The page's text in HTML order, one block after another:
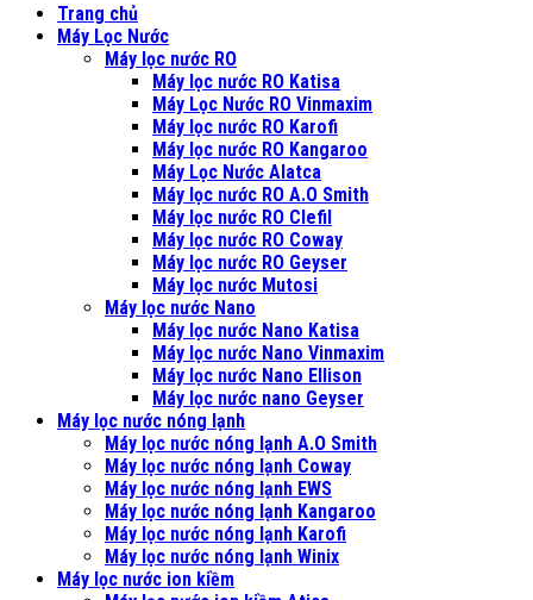
Trang chủ
Máy Lọc Nước
Máy lọc nước RO
Máy lọc nước RO Katisa
Máy Lọc Nước RO Vinmaxim
Máy lọc nước RO Karofi
Máy lọc nước RO Kangaroo
Máy Lọc Nước Alatca
Máy lọc nước RO A.O Smith
Máy lọc nước RO Clefil
Máy lọc nước RO Coway
Máy lọc nước RO Geyser
Máy lọc nước Mutosi
Máy lọc nước Nano
Máy lọc nước Nano Katisa
Máy lọc nước Nano Vinmaxim
Máy lọc nước Nano Ellison
Máy lọc nước nano Geyser
Máy lọc nước nóng lạnh
Máy lọc nước nóng lạnh A.O Smith
Máy lọc nước nóng lạnh Coway
Máy lọc nước nóng lạnh EWS
Máy lọc nước nóng lạnh Kangaroo
Máy lọc nước nóng lạnh Karofi
Máy lọc nước nóng lạnh Winix
Máy lọc nước ion kiềm